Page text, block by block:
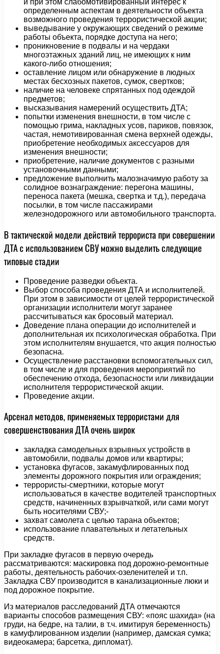
и при этом слабомотивированный интерес к
определенным аспектам в деятельности объекта
возможного проведения террористической акции;
выведывание у окружающих сведений о режиме
работы объекта, порядке доступа на него;
проникновение в подвалы и на чердаки
многоэтажных зданий лиц, не имеющих к ним
какого-либо отношения;
оставление лицом или обнаружение в людных
местах бесхозных пакетов, сумок, свертков;
наличие на человеке спрятанных под одеждой
предметов;
высказывания намерений осуществить ДТА;
попытки изменения внешности, в том числе с
помощью грима, накладных усов, париков, повязок,
частая, немотивированная смена верхней одежды,
приобретение необходимых аксессуаров для
изменения внешности;
приобретение, наличие документов с разными
установочными данными;
предложение выполнить малозначимую работу за
солидное вознаграждение: перегона машины,
переноса пакета (мешка, свертка и т.д.), передача
посылки, в том числе пассажирами
железнодорожного или автомобильного транспорта.
В тактической модели действий террориста при совершении
ДТА с использованием СВУ можно выделить следующие
типовые стадии
Проведение разведки объекта.
Выбор способа проведения ДТА и исполнителей.
При этом в зависимости от целей террористической
организации исполнители могут заранее
рассчитываться как бросовый материал.
Доведение плана операции до исполнителей и
дополнительная их психологическая обработка. При
этом исполнителям внушается, что акция полностью
безопасна.
Осуществление расстановки вспомогательных сил,
в том числе и для проведения мероприятий по
обеспечению отхода, безопасности или ликвидации
исполнителя террористической акции.
Проведение акции.
Арсенал методов, применяемых террористами для
совершенствования ДТА очень широк
закладка самодельных взрывных устройств в
автомобили, подвалы домов или квартиры;
установка фугасов, закамуфлированных под
элементы дорожного покрытия или ограждения;
террористы-смертники, которые могут
использоваться в качестве водителей транспортных
средств, начиненных взрывчаткой, или сами могут
быть носителями СВУ;-
захват самолета с целью тарана объектов;
использование плавательных и летательных
средств.
При закладке фугасов в первую очередь
рассматриваются: маскировка под дорожно-ремонтные
работы, деятельность рабочих-озеленителей и т.п.
Закладка СВУ производится в канализационные люки и
под дорожное покрытие.
Из материалов расследований ДТА отмечаются
варианты способов размещения СВУ: «пояс шахида» (на
груди, на бедре, на талии, в т.ч. имитируя беременность)
в камуфлированном изделии (например, дамская сумка;
видеокамера; барсетка, дипломат).